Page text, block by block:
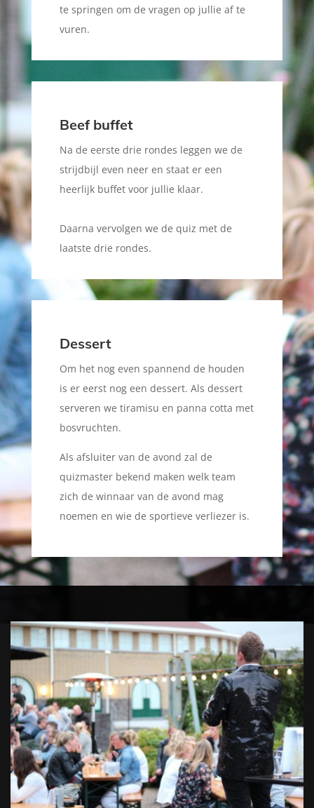
te springen om de vragen op jullie af te
vuren.
Beef buffet
Na de eerste drie rondes leggen we de
strijdbijl even neer en staat er een
heerlijk buffet voor jullie klaar.
Daarna vervolgen we de quiz met de
laatste drie rondes.
Dessert
Om het nog even spannend de houden
is er eerst nog een dessert. Als dessert
serveren we tiramisu en panna cotta met
bosvruchten.
Als afsluiter van de avond zal de
quizmaster bekend maken welk team
zich de winnaar van de avond mag
noemen en wie de sportieve verliezer is.